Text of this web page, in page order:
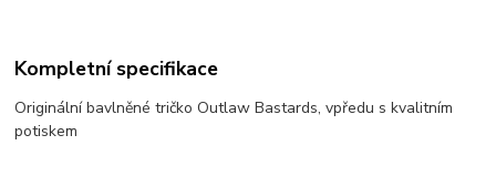
Kompletní specifikace
Originální bavlněné tričko Outlaw Bastards, vpředu s kvalitním
potiskem